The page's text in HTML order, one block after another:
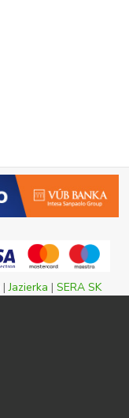
|Jazierka | SERA SK